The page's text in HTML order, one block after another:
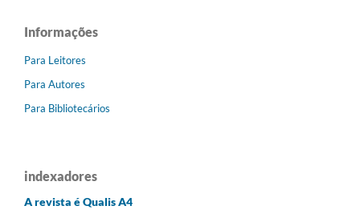
Informações
Para Leitores
Para Autores
Para Bibliotecários
indexadores
A revista é Qualis A4